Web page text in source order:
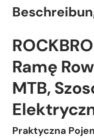
Ramę
MTB,
Praktyczna